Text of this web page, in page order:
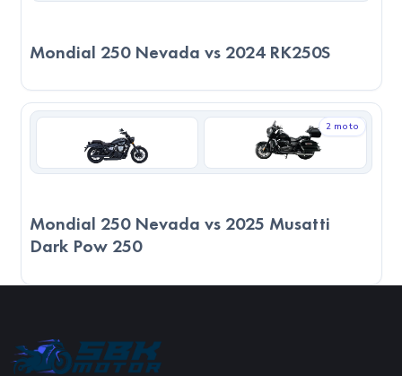
kullanım amacınıza, sürüş alışkanlıklarınıza ve motosikleti
Mondial 250 Nevada vs 2024 RK250S
2 moto
Mondial 250 Nevada vs 2025 Musatti
Dark Pow 250